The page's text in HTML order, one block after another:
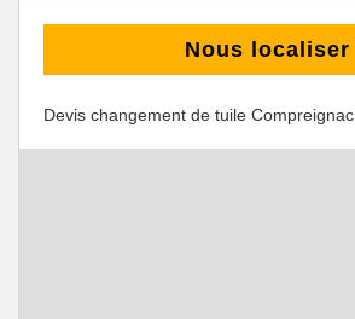
Nous localiser
Devis changement de tuile Compreignac